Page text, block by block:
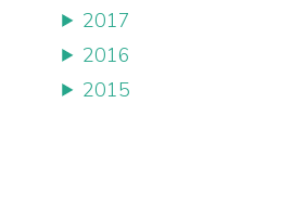
2017
2016
2015